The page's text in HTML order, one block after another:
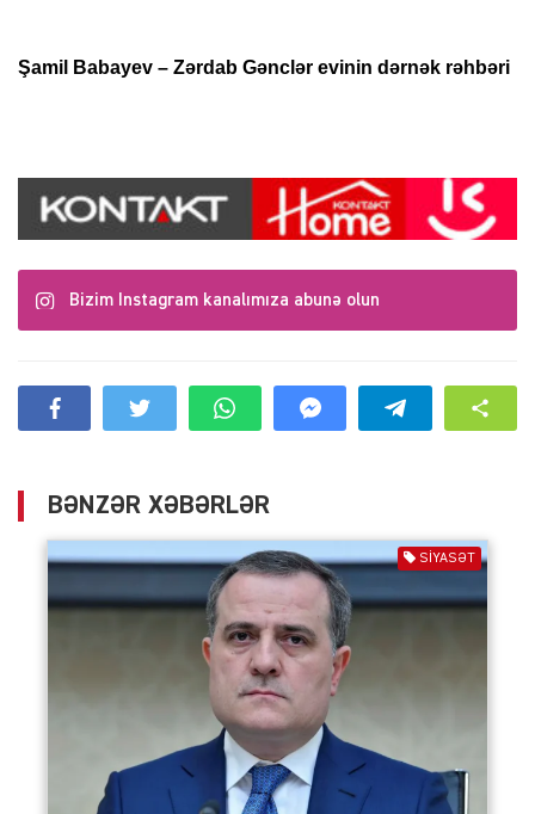
Şamil Babayev – Zərdab Gənclər evinin dərnək rəhbəri
Bizim Instagram kanalımıza abunə olun
BƏNZƏR XƏBƏRLƏR
SIYASƏT